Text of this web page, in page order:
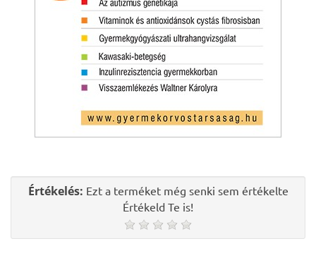
Értékelés: Ezt a terméket még senki sem értékelte
Értékeld Te is!